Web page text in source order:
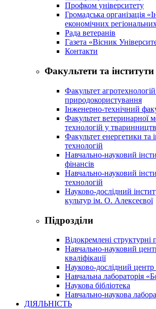
Профком університету
Громадська організація
економічних
Рада ветеранів
Газета «Вісник
Контакти
Факультети та інститути
Факультет агротехнологій
природокористування
Інженерно-технічний
Факультет ветеринарної
технологій у
Факультет енергетики та
технологій
Навчально-науковий
фінансів
Навчально-науковий
технологій
Науково-дослідний
культур ім. О. Алексеєвої
Підрозділи
Відокремлені структурні
Навчально-науковий
кваліфікації
Науково-дослідний
Навчальна лабораторія
Наукова бібліотека
Навчально-наукова
ДІЯЛЬНІСТЬ